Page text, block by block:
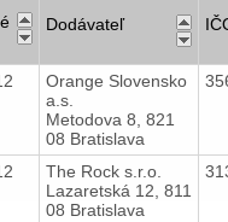
Dodávateľ
Orange Slovensko
a.s.
Metodova 8, 821
08 Bratislava
The Rock s.r.o.
Lazaretská 12, 811
08 Bratislava